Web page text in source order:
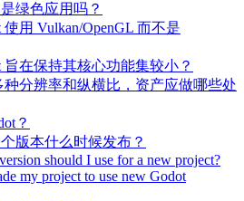
绿色应用吗？
使用 Vulkan/OpenGL 而不是
旨在保持其核心功能集较小？
分辨率和纵横比，资产应做哪些处
？
版本什么时候发布？
should I use for a new project?
my project to use new Godot